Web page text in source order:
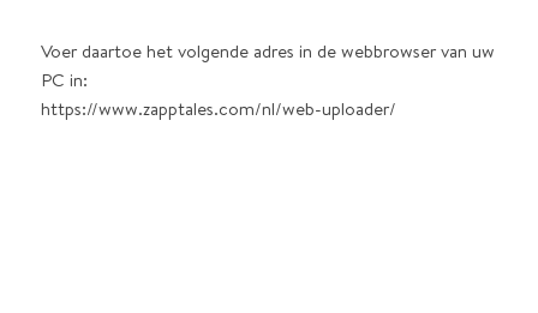
Voer daartoe het volgende adres in de webbrowser van uw
PC in:
https://www.zapptales.com/nl/web-uploader/